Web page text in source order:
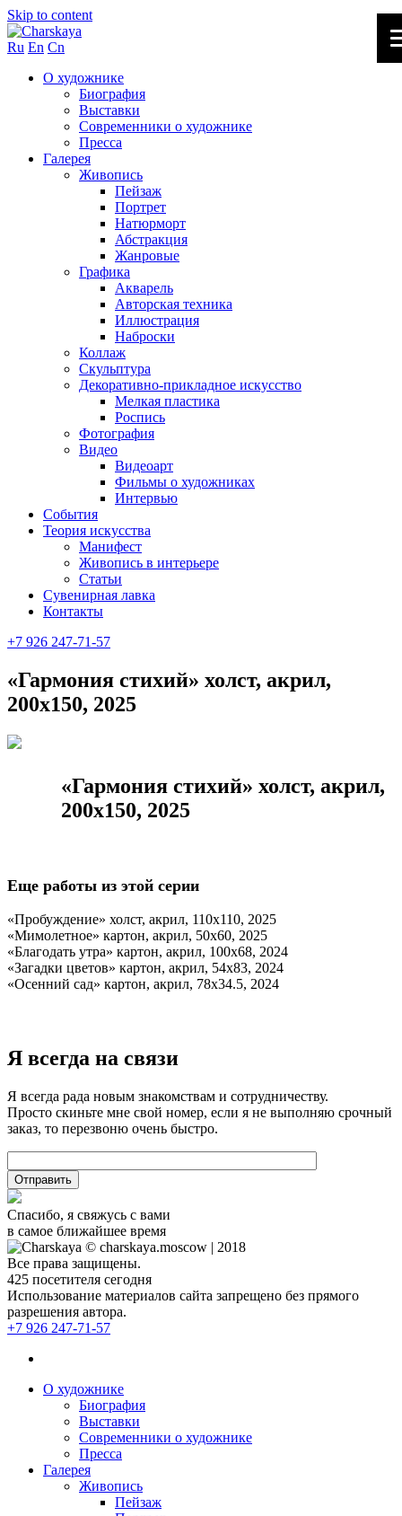
Skip to content
Ru En Cn
О художнике
Биография
Выставки
Современники о художнике
Пресса
Галерея
Живопись
Пейзаж
Портрет
Натюрморт
Абстракция
Жанровые
Графика
Акварель
Авторская техника
Иллюстрация
Наброски
Коллаж
Скульптура
Декоративно-прикладное искусство
Мелкая пластика
Роспись
Фотография
Видео
Видеоарт
Фильмы о художниках
Интервью
События
Теория искусства
Манифест
Живопись в интерьере
Статьи
Сувенирная лавка
Контакты
+7 926 247-71-57
«Гармония стихий» холст, акрил,
200х150, 2025
«Гармония стихий» холст, акрил,
200х150, 2025
Еще работы из этой серии
«Пробуждение» холст, акрил, 110х110, 2025
«Мимолетное» картон, акрил, 50х60, 2025
«Благодать утра» картон, акрил, 100х68, 2024
«Загадки цветов» картон, акрил, 54х83, 2024
«Осенний сад» картон, акрил, 78х34.5, 2024
Я всегда на связи
Я всегда рада новым знакомствам и сотрудничеству.
Просто скиньте мне свой номер, если я не выполняю срочный
заказ, то перезвоню очень быстро.
Спасибо, я свяжусь с вами
в самое ближайшее время
© charskaya.moscow | 2018
Все права защищены.
425 посетителя сегодня
Использование материалов сайта запрещено без прямого
разрешения автора.
+7 926 247-71-57
О художнике
Биография
Выставки
Современники о художнике
Пресса
Галерея
Живопись
Пейзаж